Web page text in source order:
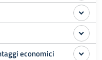
economici